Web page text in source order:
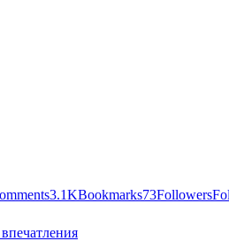
3.1KBookmarks73Followers